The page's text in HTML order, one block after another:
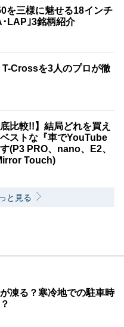
を三様に魅せる18インチ
LAP｣3銘柄紹介
T-Crossを3人のプロが徹
比較!!】結局どれを買え
ストな『車でYouTube
(P3 PRO、nano、E2、
Touch)
と見る
凍る？寒冷地での駐車時